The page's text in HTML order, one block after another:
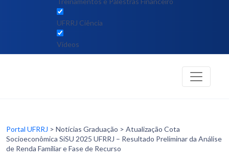
UFRRJ Ciência
Vídeos
Portal UFRRJ > Notícias Graduação > Atualização Cota
Socioeconômica SiSU 2025 UFRRJ – Resultado Preliminar da Análise
de Renda Familiar e Fase de Recurso